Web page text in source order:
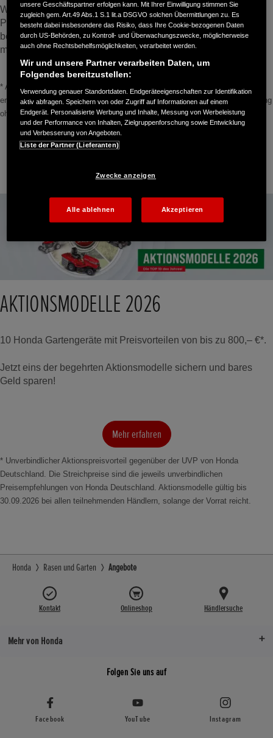
Wir haben ein besonderes Angebot für alle Gartenliebhaber!
Profitieren Sie von exklusiven Aktionspreisen auf die
beliebtenMiimo-Modelle– die perfekte Lösung für eine
mühelose Rasenpflege!
* Angebot gültig bis auf Weiteres, solange der Vorrat reicht. Zusätzlich
erhalten Privatkunden eine 2-jährige Garantie + 3 Jahre Garantieverlängerung
ohne Aufpreis pro Mähroboter.
Mehr erfahren
AKTIONSMODELLE 2026
10 Honda Gartengeräte mit Preisvorteilen von bis zu 800,– €*.
Jetzt eins der begehrten Aktionsmodelle sichern und bares
Geld sparen!
Mehr erfahren
* Unverbindlicher Aktionspreisvorteil gegenüber der UVP von Honda
Deutschland. Die Streichpreise sind die jeweils unverbindlichen
Preisempfehlungen von Honda Deutschland. Aktionsmodelle gültig bis
30.09.2026 bei allen teilnehmenden Händlern, solange der Vorrat reicht.
Honda Rasen und Garten Angebote
Kontakt Onlineshop Händlersuche
Mehr von Honda
Folgen Sie uns auf
Facebook YouTube Instagram
unsere Geschäftspartner erfolgen kann. Mit Ihrer Einwilligung stimmen Sie
zugleich gem. Art.49 Abs.1 S.1 lit.a DSGVO solchen Übermittlungen zu. Es
besteht dabei insbesondere das Risiko, dass Ihre Cookie-bezogenen Daten
durch US-Behörden, zu Kontroll- und Überwachungszwecke, möglicherweise
auch ohne Rechtsbehelfsmöglichkeiten, verarbeitet werden.
Wir und unsere Partner verarbeiten Daten, um
Folgendes bereitzustellen:
Verwendung genauer Standortdaten. Endgeräteeigenschaften zur Identifikation
aktiv abfragen. Speichern von oder Zugriff auf Informationen auf einem
Endgerät. Personalisierte Werbung und Inhalte, Messung von Werbeleistung
und der Performance von Inhalten, Zielgruppenforschung sowie Entwicklung
und Verbesserung von Angeboten.
Liste der Partner (Lieferanten)
Zwecke anzeigen
Alle ablehnen Akzeptieren